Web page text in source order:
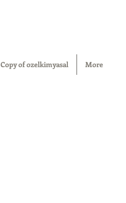
Copy of ozelkimyasal More